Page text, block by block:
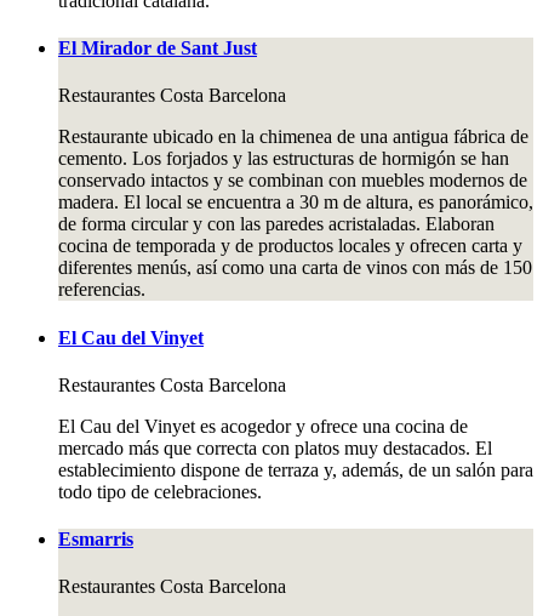
El Mirador de Sant Just
Restaurantes Costa Barcelona
Restaurante ubicado en la chimenea de una antigua fábrica de
cemento. Los forjados y las estructuras de hormigón se han
conservado intactos y se combinan con muebles modernos de
madera. El local se encuentra a 30 m de altura, es panorámico,
de forma circular y con las paredes acristaladas. Elaboran
cocina de temporada y de productos locales y ofrecen carta y
diferentes menús, así como una carta de vinos con más de 150
referencias.
El Cau del Vinyet
Restaurantes Costa Barcelona
El Cau del Vinyet es acogedor y ofrece una cocina de
mercado más que correcta con platos muy destacados. El
establecimiento dispone de terraza y, además, de un salón para
todo tipo de celebraciones.
Esmarris
Restaurantes Costa Barcelona